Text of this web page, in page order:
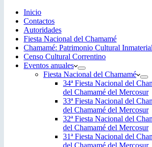
Inicio
Contactos
Autoridades
Fiesta Nacional del Chamamé
Chamamé: Patrimonio Cultural
Censo Cultural Correntino
Eventos anuales
Fiesta Nacional del Chamamé
34ª Fiesta Nacional del
del Chamamé del Mercosur
33ª Fiesta Nacional del
del Chamamé del Mercosur
32ª Fiesta Nacional del
del Chamamé del Mercosur
31ª Fiesta Nacional del
del Chamamé del Mercosur